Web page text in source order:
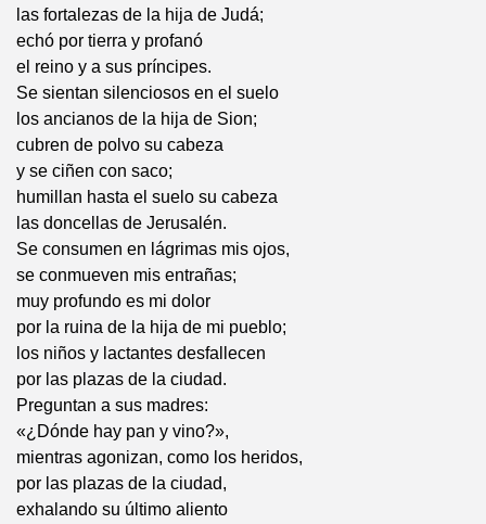
las fortalezas de la hija de Judá;
echó por tierra y profanó
el reino y a sus príncipes.
Se sientan silenciosos en el suelo
los ancianos de la hija de Sion;
cubren de polvo su cabeza
y se ciñen con saco;
humillan hasta el suelo su cabeza
las doncellas de Jerusalén.
Se consumen en lágrimas mis ojos,
se conmueven mis entrañas;
muy profundo es mi dolor
por la ruina de la hija de mi pueblo;
los niños y lactantes desfallecen
por las plazas de la ciudad.
Preguntan a sus madres:
«¿Dónde hay pan y vino?»,
mientras agonizan, como los heridos,
por las plazas de la ciudad,
exhalando su último aliento